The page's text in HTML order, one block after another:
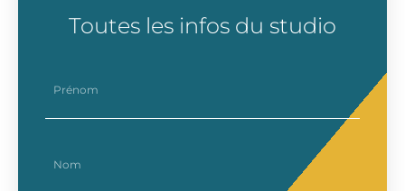
Toutes les infos du studio